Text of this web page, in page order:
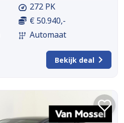
272 PK
€ 50.940,-
Automaat
Bekijk deal